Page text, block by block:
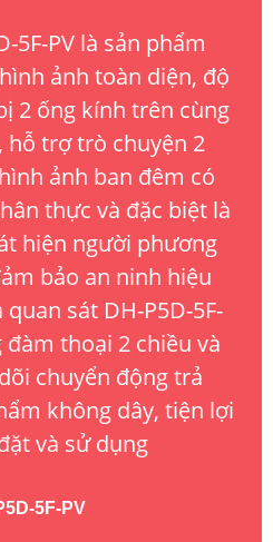
5F-PV là sản phẩm
ảnh toàn diện, độ
2 ống kính trên cùng
hỗ trợ trò chuyện 2
ảnh ban đêm có
thực và đặc biệt là
hiện người phương
bảo an ninh hiệu
sát DH-P5D-5F-
đàm thoại 2 chiều và
chuyển động trả
không dây, tiện lợi
và sử dụng
5F-PV